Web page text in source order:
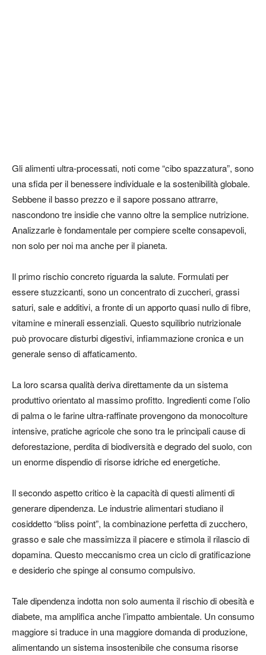
Gli alimenti ultra-processati, noti come “cibo spazzatura”, sono
una sfida per il benessere individuale e la sostenibilità globale.
Sebbene il basso prezzo e il sapore possano attrarre,
nascondono tre insidie che vanno oltre la semplice nutrizione.
Analizzarle è fondamentale per compiere scelte consapevoli,
non solo per noi ma anche per il pianeta.
Il primo rischio concreto riguarda la salute. Formulati per
essere stuzzicanti, sono un concentrato di zuccheri, grassi
saturi, sale e additivi, a fronte di un apporto quasi nullo di fibre,
vitamine e minerali essenziali. Questo squilibrio nutrizionale
può provocare disturbi digestivi, infiammazione cronica e un
generale senso di affaticamento.
La loro scarsa qualità deriva direttamente da un sistema
produttivo orientato al massimo profitto. Ingredienti come l’olio
di palma o le farine ultra-raffinate provengono da monocolture
intensive, pratiche agricole che sono tra le principali cause di
deforestazione, perdita di biodiversità e degrado del suolo, con
un enorme dispendio di risorse idriche ed energetiche.
Il secondo aspetto critico è la capacità di questi alimenti di
generare dipendenza. Le industrie alimentari studiano il
cosiddetto “bliss point”, la combinazione perfetta di zucchero,
grasso e sale che massimizza il piacere e stimola il rilascio di
dopamina. Questo meccanismo crea un ciclo di gratificazione
e desiderio che spinge al consumo compulsivo.
Tale dipendenza indotta non solo aumenta il rischio di obesità e
diabete, ma amplifica anche l’impatto ambientale. Un consumo
maggiore si traduce in una maggiore domanda di produzione,
alimentando un sistema insostenibile che consuma risorse